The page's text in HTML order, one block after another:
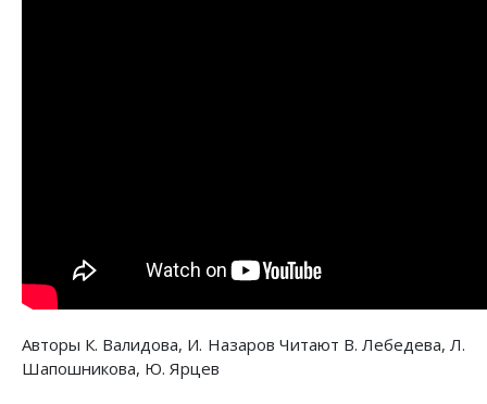
Авторы К. Валидова, И. Назаров Читают В. Лебедева, Л.
Шапошникова, Ю. Ярцев